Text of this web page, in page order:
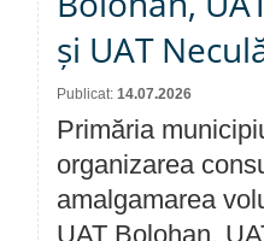
și UAT
Publicat: 14.07.2026
Primăria
organizarea
amalgamarea
UAT Bolohan,